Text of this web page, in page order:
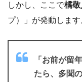
しかし、ここで橘敬
プ）」が発動します
「お前が留
たら、多聞